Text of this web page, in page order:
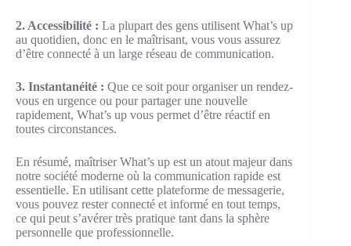
2. Accessibilité : La plupart des gens utilisent What’s up
au quotidien, donc en le maîtrisant, vous vous assurez
d’être connecté à un large réseau de communication.
3. Instantanéité : Que ce soit pour organiser un rendez-
vous en urgence ou pour partager une nouvelle
rapidement, What’s up vous permet d’être réactif en
toutes circonstances.
En résumé, maîtriser What’s up est un atout majeur dans
notre société moderne où la communication rapide est
essentielle. En utilisant cette plateforme de messagerie,
vous pouvez rester connecté et informé en tout temps,
ce qui peut s’avérer très pratique tant dans la sphère
personnelle que professionnelle.